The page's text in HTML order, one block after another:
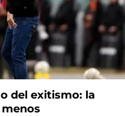
del exitismo: la